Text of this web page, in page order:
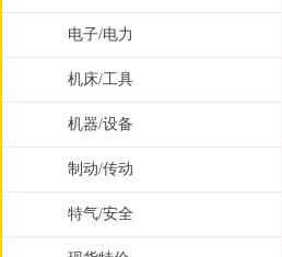
电子/电力
机床/工具
机器/设备
制动/传动
特气/安全